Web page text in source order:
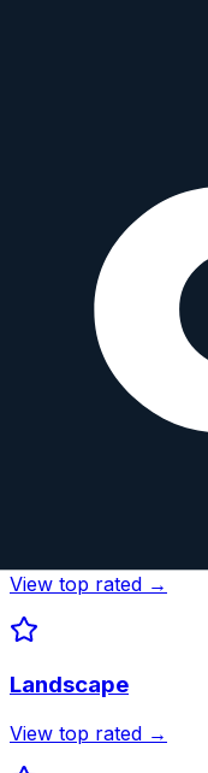
Micro Four Thirds
Normal
176
Nikon 1
Discover top-rated
View top rated →
Landscape
View top rated →